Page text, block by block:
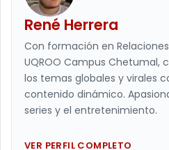
René Herrera
Con formación en
UQROO Campus Chetumal,
los temas globales y virales
contenido dinámico.
series y el entretenimiento.
VER PERFIL COMPLETO